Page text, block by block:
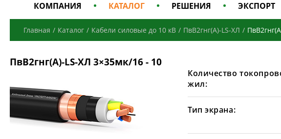
КОМПАНИЯ КАТАЛОГ РЕШЕНИЯ ЭКСПОРТ
Главная / Каталог / Кабели силовые до 10 кВ / ПвВ2гнг(А)-LS-ХЛ /
ПвВ2гнг(А)-LS-ХЛ 3×35мк/16 - 10
Количество
жил:
Тип экрана: